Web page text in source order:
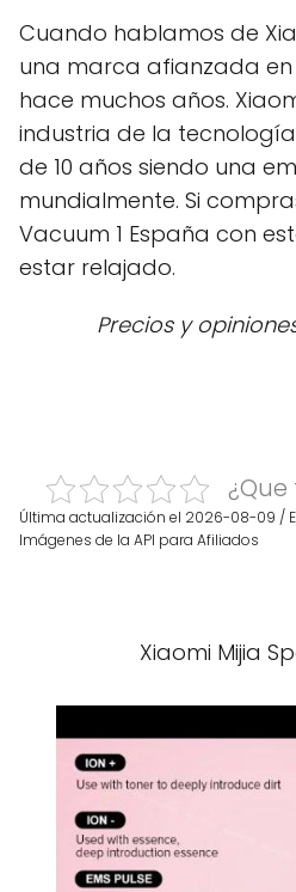
Cuando hablamos de
una marca afianzada
hace muchos años.
industria de la
de 10 años siendo una
mundialmente. Si
Vacuum 1 España con
estar relajado.
Precios y
Última actualización el 2026-08-09 /
Imágenes de la API para Afiliados
Xiaomi Mijia